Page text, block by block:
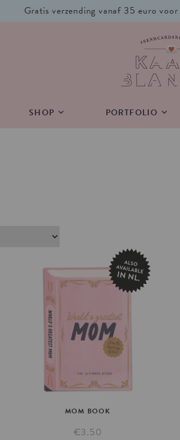
Gratis verzending vanaf 35 euro
SHOP PORTFOLIO
MOM BOOK
€3.50